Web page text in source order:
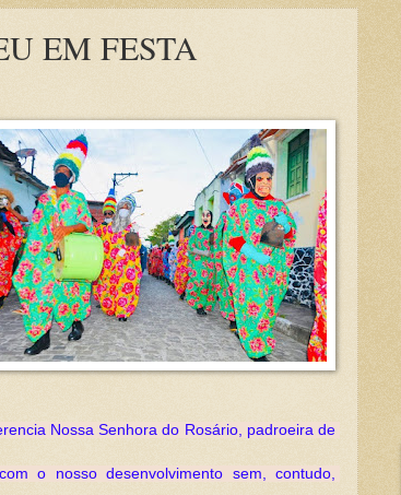
EM FESTA
Nossa Senhora do Rosário, padroeira de
o nosso desenvolvimento sem, contudo,